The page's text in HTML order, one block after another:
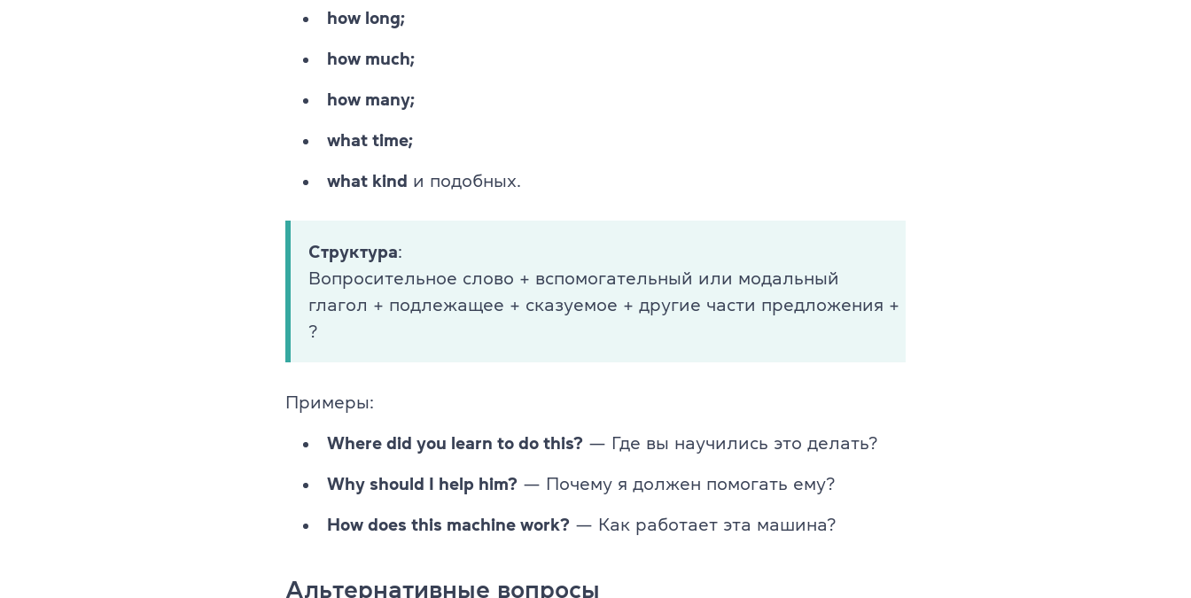
how long;
how much;
how many;
what time;
what kind и подобных.
Структура:
Вопросительное слово + вспомогательный или модальный
глагол + подлежащее + сказуемое + другие части предложения +
?
Примеры:
Where did you learn to do this? — Где вы научились это делать?
Why should I help him? — Почему я должен помогать ему?
How does this machine work? — Как работает эта машина?
Альтернативные вопросы